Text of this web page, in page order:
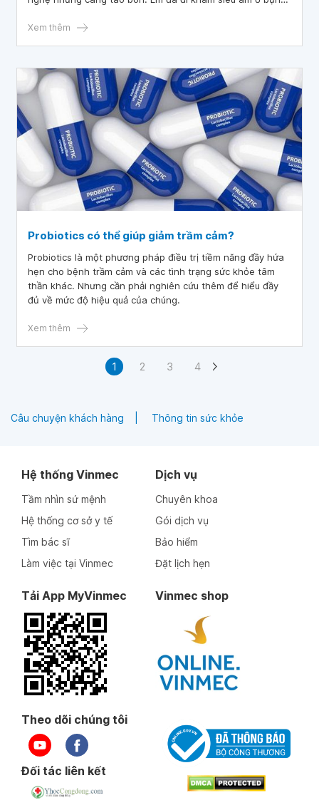
Vậy bác sĩ cho em hỏi chế độ ăn uống, cách điều trị bệnh
Xem thêm
Probiotics có thể giúp giảm trầm cảm?
Probiotics là một phương pháp điều trị tiềm năng đầy hứa
hẹn cho bệnh trầm cảm và các tình trạng sức khỏe tâm
thần khác. Nhưng cần phải nghiên cứu thêm để hiểu đầy
đủ về mức độ hiệu quả của chúng.
Xem thêm
1 2 3 4
Câu chuyện khách hàng Thông tin sức khỏe
Hệ thống Vinmec
Tầm nhìn sứ mệnh
Hệ thống cơ sở y tế
Tìm bác sĩ
Làm việc tại Vinmec
Dịch vụ
Chuyên khoa
Gói dịch vụ
Bảo hiểm
Đặt lịch hẹn
Tải App MyVinmec Vinmec shop
Theo dõi chúng tôi
Đối tác liên kết